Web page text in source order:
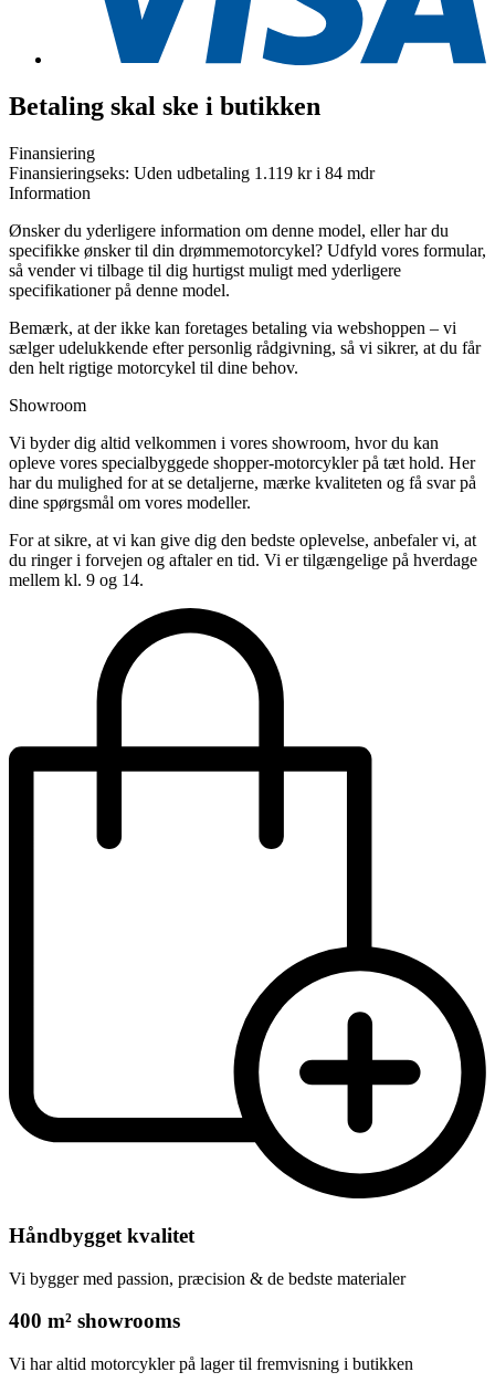
Betaling skal ske i butikken
Finansiering
Finansieringseks: Uden udbetaling 1.119 kr i 84 mdr
Information
Ønsker du yderligere information om denne model, eller har du
specifikke ønsker til din drømmemotorcykel? Udfyld vores formular,
så vender vi tilbage til dig hurtigst muligt med yderligere
specifikationer på denne model.
Bemærk, at der ikke kan foretages betaling via webshoppen – vi
sælger udelukkende efter personlig rådgivning, så vi sikrer, at du får
den helt rigtige motorcykel til dine behov.
Showroom
Vi byder dig altid velkommen i vores showroom, hvor du kan
opleve vores specialbyggede shopper-motorcykler på tæt hold. Her
har du mulighed for at se detaljerne, mærke kvaliteten og få svar på
dine spørgsmål om vores modeller.
For at sikre, at vi kan give dig den bedste oplevelse, anbefaler vi, at
du ringer i forvejen og aftaler en tid. Vi er tilgængelige på hverdage
mellem kl. 9 og 14.
Håndbygget kvalitet
Vi bygger med passion, præcision & de bedste materialer
400 m² showrooms
Vi har altid motorcykler på lager til fremvisning i butikken